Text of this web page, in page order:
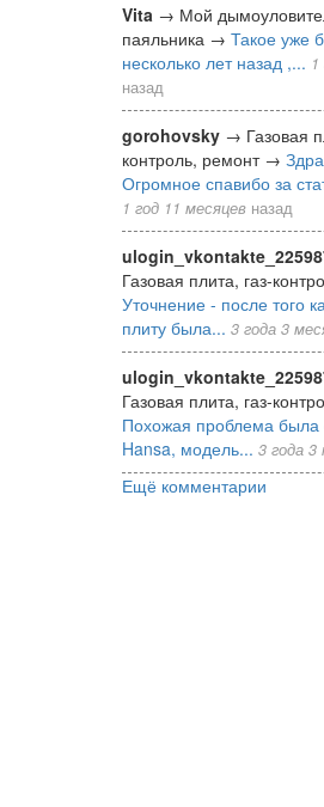
Vita → Мой
паяльника → Такое уже
несколько лет назад ,...
назад
gorohovsky → Газовая
контроль, ремонт →
Огромное спавибо за
1 год 11 месяцев назад
Газовая плита, газ-
Уточнение - после того
плиту была... 3 года 3
Газовая плита, газ-
Похожая проблема была
Hansa, модель... 3 года 3
Ещё комментарии